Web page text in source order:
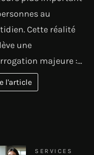
au
Cette réalité
une
majeure :…
l'article
SERVICES